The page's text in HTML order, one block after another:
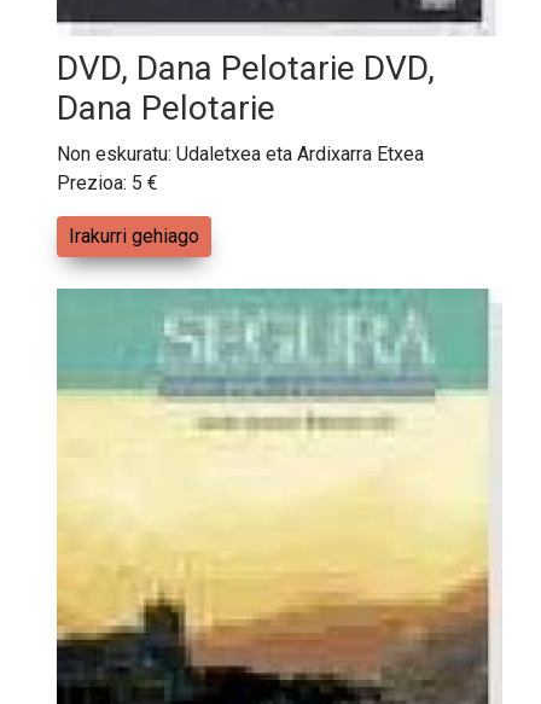
DVD, Dana Pelotarie DVD,
Dana Pelotarie
Non eskuratu: Udaletxea eta Ardixarra Etxea
Prezioa: 5 €
Irakurri gehiago